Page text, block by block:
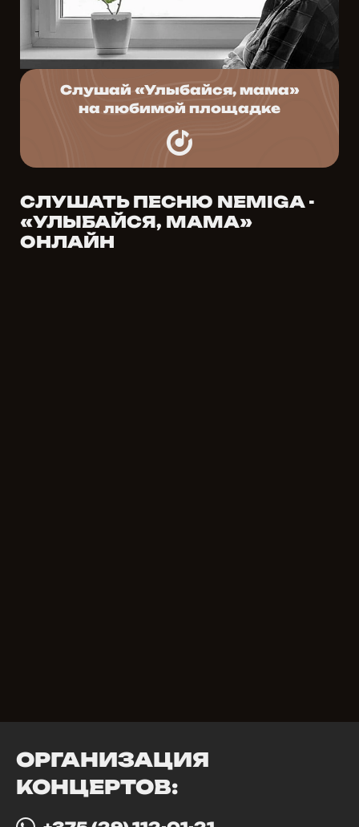
Слушай «Улыбайся, мама»
на любимой площадке
СЛУШАТЬ ПЕСНЮ NEMIGA -
«УЛЫБАЙСЯ, МАМА»
ОНЛАЙН
ОРГАНИЗАЦИЯ
КОНЦЕРТОВ: